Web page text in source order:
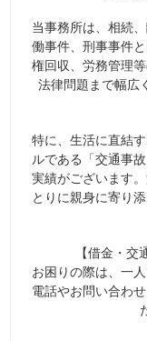
当事務所は、相続
働事件、刑事事件
権回収、労務管理
法律問題まで幅広
特に、生活に直結
ルである「交通事
実績がございます
とりに親身に寄り
【借金・交
お困りの際は、一
電話やお問い合わ